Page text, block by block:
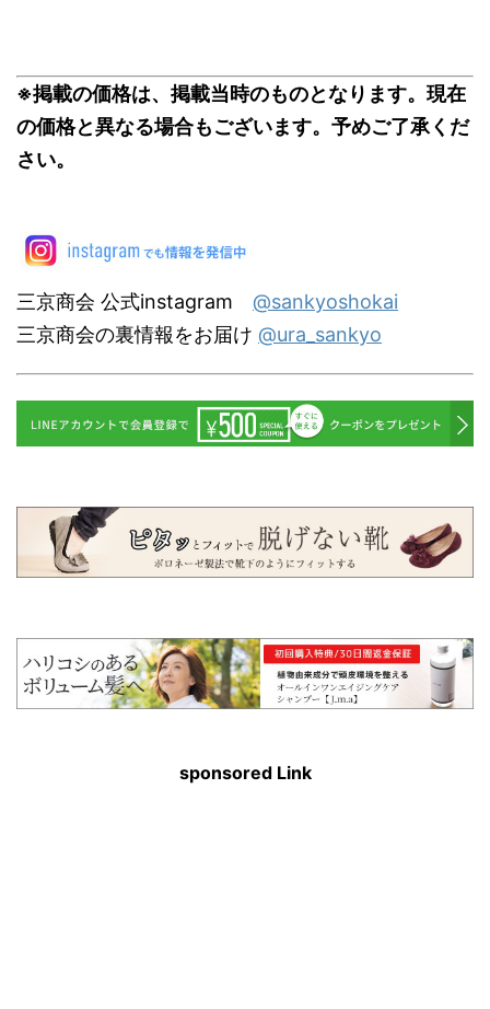
※掲載の価格は、掲載当時のものとなります。現在
の価格と異なる場合もございます。予めご了承くだ
さい。
三京商会 公式instagram @sankyoshokai
三京商会の裏情報をお届け @ura_sankyo
sponsored Link